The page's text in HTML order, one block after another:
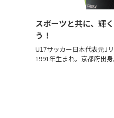
スポーツと共に、輝
う！
U17サッカー日本代表元J
1991年生まれ。京都府出